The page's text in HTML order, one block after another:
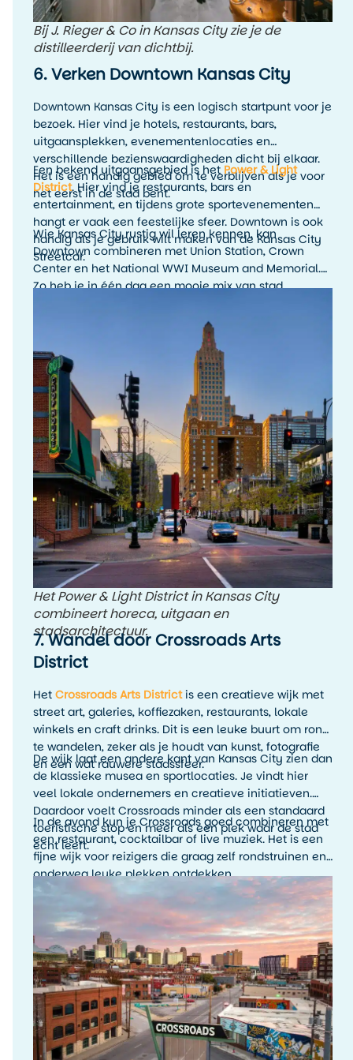
Bij J. Rieger & Co in Kansas City zie je de
distilleerderij van dichtbij.
6. Verken Downtown Kansas City
Downtown Kansas City is een logisch startpunt voor je
bezoek. Hier vind je hotels, restaurants, bars,
uitgaansplekken, evenementenlocaties en
verschillende bezienswaardigheden dicht bij elkaar.
Het is een handig gebied om te verblijven als je voor
het eerst in de stad bent.
Een bekend uitgaansgebied is hetPower & Light
District. Hier vind je restaurants, bars en
entertainment, en tijdens grote sportevenementen
hangt er vaak een feestelijke sfeer. Downtown is ook
handig als je gebruik wilt maken van de Kansas City
Streetcar.
Wie Kansas City rustig wil leren kennen, kan
Downtown combineren met Union Station, Crown
Center en het National WWI Museum and Memorial.
Zo heb je in één dag een mooie mix van stad,
Het Power & Light District in Kansas City
combineert horeca, uitgaan en
stadsarchitectuur.
7. Wandel door Crossroads Arts
District
Het Crossroads Arts Districtis een creatieve wijk met
street art, galeries, koffiezaken, restaurants, lokale
winkels en craft drinks. Dit is een leuke buurt om rond
te wandelen, zeker als je houdt van kunst, fotografie
en een wat rauwere stadssfeer.
De wijk laat een andere kant van Kansas City zien dan
de klassieke musea en sportlocaties. Je vindt hier
veel lokale ondernemers en creatieve initiatieven.
Daardoor voelt Crossroads minder als een standaard
toeristische stop en meer als een plek waar de stad
echt leeft.
In de avond kun je Crossroads goed combineren met
een restaurant, cocktailbar of live muziek. Het is een
fijne wijk voor reizigers die graag zelf rondstruinen en
onderweg leuke plekken ontdekken.